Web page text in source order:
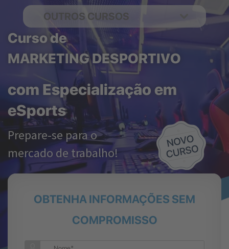
Curso de
MARKETING DESPORTIVO
com Especialização em
eSports
Prepare-se para o
mercado de trabalho!
OUTROS CURSOS
OBTENHA INFORMAÇÕES SEM
COMPROMISSO